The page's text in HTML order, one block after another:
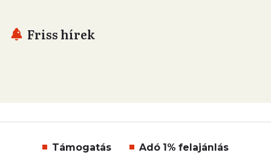
Friss hírek
Támogatás Adó 1% felajánlás